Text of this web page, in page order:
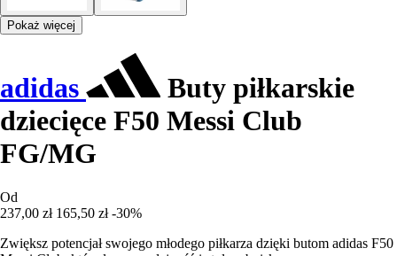
Pokaż więcej
adidas
Buty piłkarskie
dziecięce F50 Messi Club
FG/MG
Od
237,00 zł 165,50 zł -30%
Zwiększ potencjał swojego młodego piłkarza dzięki butom adidas F50